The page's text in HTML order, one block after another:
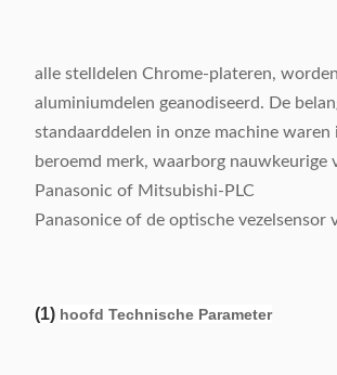
alle stelldelen Chrome-plateren,
aluminiumdelen geanodiseerd. De
standaarddelen in onze machine waren
beroemd merk, waarborg nauwkeurige
Panasonic of Mitsubishi-PLC
Panasonice of de optische vezelsensor
(1) hoofd Technische Parameter